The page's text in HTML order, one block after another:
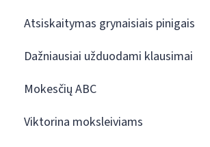
Atsiskaitymas grynaisiais pinigais
Dažniausiai užduodami klausimai
Mokesčių ABC
Viktorina moksleiviams